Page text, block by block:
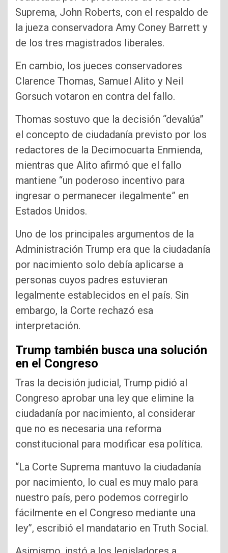
Suprema, John Roberts, con el respaldo de
la jueza conservadora Amy Coney Barrett y
de los tres magistrados liberales.
En cambio, los jueces conservadores
Clarence Thomas, Samuel Alito y Neil
Gorsuch votaron en contra del fallo.
Thomas sostuvo que la decisión “devalúa”
el concepto de ciudadanía previsto por los
redactores de la Decimocuarta Enmienda,
mientras que Alito afirmó que el fallo
mantiene “un poderoso incentivo para
ingresar o permanecer ilegalmente” en
Estados Unidos.
Uno de los principales argumentos de la
Administración Trump era que la ciudadanía
por nacimiento solo debía aplicarse a
personas cuyos padres estuvieran
legalmente establecidos en el país. Sin
embargo, la Corte rechazó esa
interpretación.
Trump también busca una solución
en el Congreso
Tras la decisión judicial, Trump pidió al
Congreso aprobar una ley que elimine la
ciudadanía por nacimiento, al considerar
que no es necesaria una reforma
constitucional para modificar esa política.
“La Corte Suprema mantuvo la ciudadanía
por nacimiento, lo cual es muy malo para
nuestro país, pero podemos corregirlo
fácilmente en el Congreso mediante una
ley”, escribió el mandatario en Truth Social.